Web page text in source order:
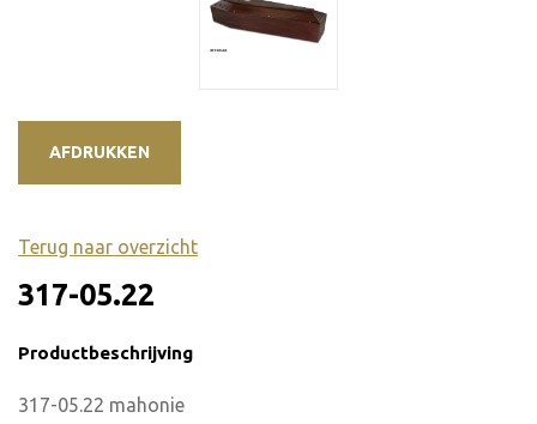
AFDRUKKEN
Terug naar overzicht
317-05.22
Productbeschrijving
317-05.22 mahonie